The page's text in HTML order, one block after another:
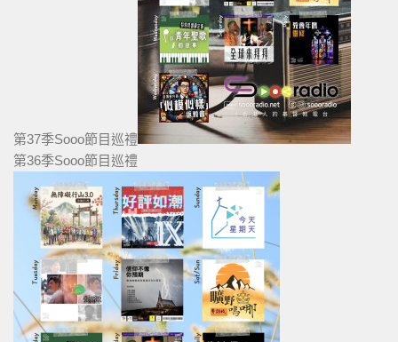
第37季Sooo節目巡禮
第36季Sooo節目巡禮